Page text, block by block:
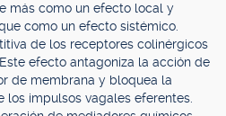
más como un efecto local y
como un efecto sistémico.
de los receptores colinérgicos
efecto antagoniza la acción de
de membrana y bloquea la
impulsos vagales eferentes.